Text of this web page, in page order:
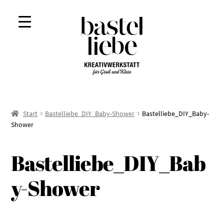
Zur
Navigation
springen
Zum
Inhalt
springen
Start Bastelliebe_DIY_Baby-Shower
Bastelliebe_DIY_Baby-
Shower
Bastelliebe_DIY_Bab
y-Shower